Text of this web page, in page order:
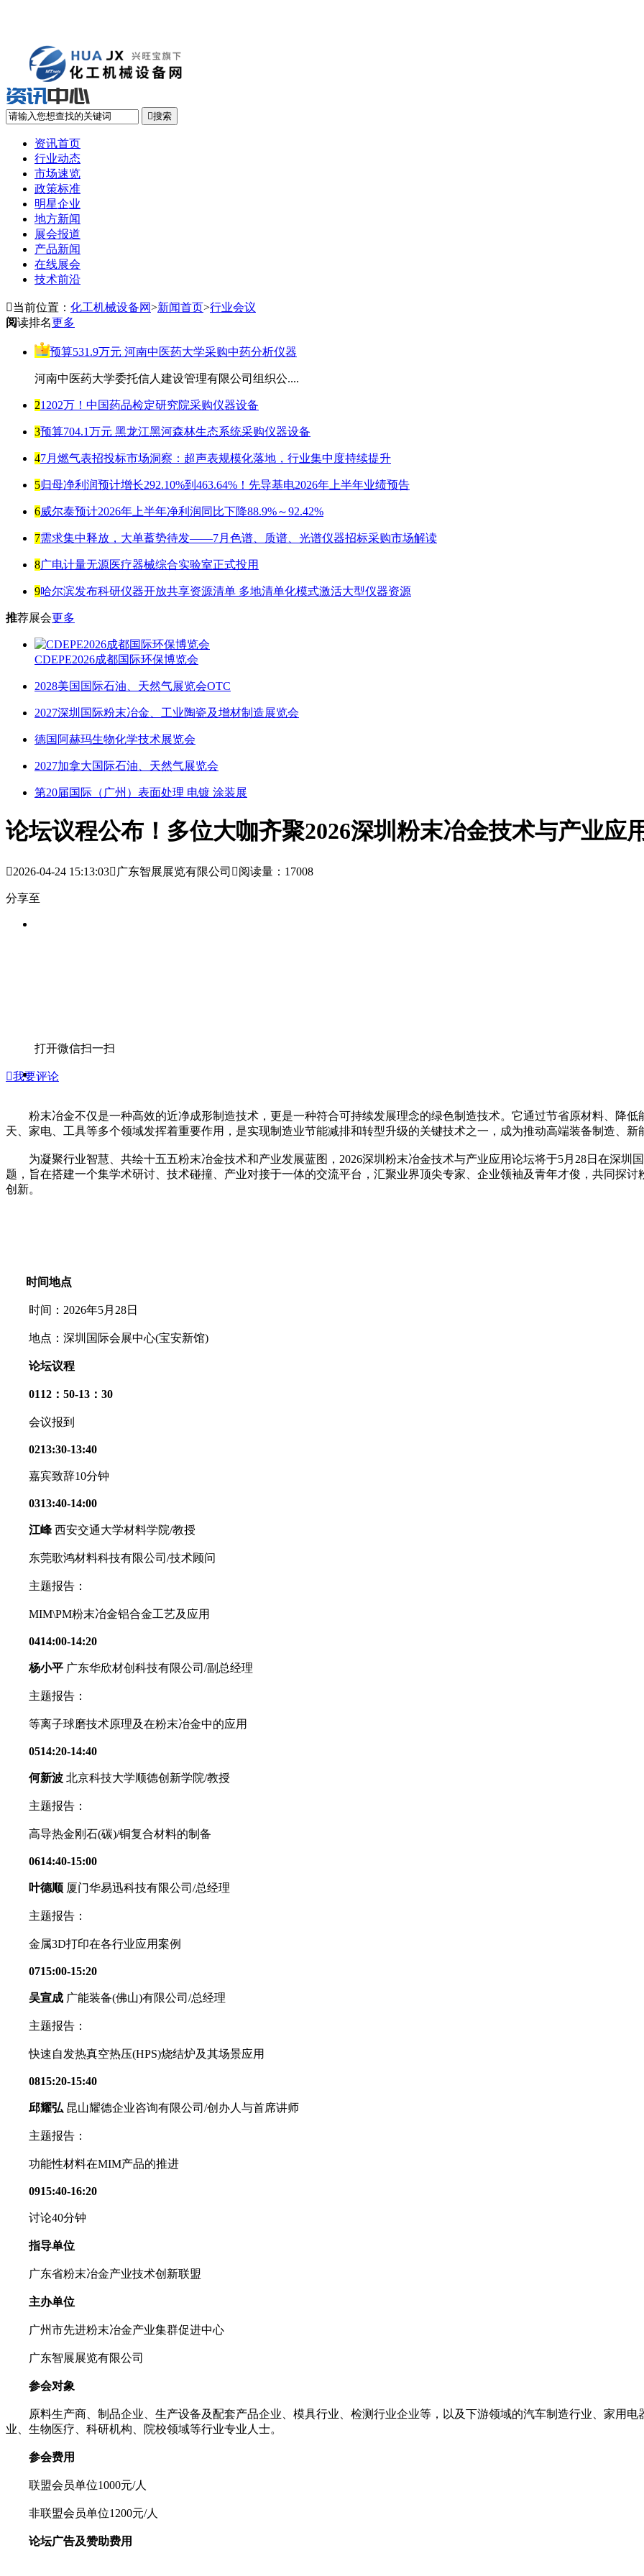
搜索
资讯首页
行业动态
市场速览
政策标准
明星企业
地方新闻
展会报道
产品新闻
在线展会
技术前沿
当前位置： 化工机械设备网>新闻首页>行业会议
阅读排名更多
预算531.9万元 河南中医药大学采购中药分析仪器
河南中医药大学委托信人建设管理有限公司组织公....
21202万！中国药品检定研究院采购仪器设备
3预算704.1万元 黑龙江黑河森林生态系统采购仪器设备
47月燃气表招投标市场洞察：超声表规模化落地，行业集中度持续提升
5归母净利润预计增长292.10%到463.64%！先导基电2026年上半年业绩预告
6威尔泰预计2026年上半年净利润同比下降88.9%～92.42%
7需求集中释放，大单蓄势待发——7月色谱、质谱、光谱仪器招标采购市场解读
8广电计量无源医疗器械综合实验室正式投用
9哈尔滨发布科研仪器开放共享资源清单 多地清单化模式激活大型仪器资源
推荐展会更多
CDEPE2026成都国际环保博览会
2028美国国际石油、天然气展览会OTC
2027深圳国际粉末冶金、工业陶瓷及增材制造展览会
德国阿赫玛生物化学技术展览会
2027加拿大国际石油、天然气展览会
第20届国际（广州）表面处理 电镀 涂装展
论坛议程公布！多位大咖齐聚2026深圳粉末冶金技术与产业应
2026-04-24 15:13:03 广东智展展览有限公司 阅读量：17008
分享至
打开微信扫一扫
我要评论
粉末冶金不仅是一种高效的近净成形制造技术，更是一种符合可持续发展理念的绿色制造技术。它通过节省原材料、降低
天、家电、工具等多个领域发挥着重要作用，是实现制造业节能减排和转型升级的关键技术之一，成为推动高端装备制造、
为凝聚行业智慧、共绘十五五粉末冶金技术和产业发展蓝图，2026深圳粉末冶金技术与产业应用论坛将于5月28日在深圳
题，旨在搭建一个集学术研讨、技术碰撞、产业对接于一体的交流平台，汇聚业界顶尖专家、企业领袖及青年才俊，共同探
创新。
时间地点
时间：2026年5月28日
地点：深圳国际会展中心(宝安新馆)
论坛议程
0112：50-13：30
会议报到
0213:30-13:40
嘉宾致辞10分钟
0313:40-14:00
江峰西安交通大学材料学院/教授
东莞歌鸿材料科技有限公司/技术顾问
主题报告：
MIM\PM粉末冶金铝合金工艺及应用
0414:00-14:20
杨小平 广东华欣材创科技有限公司/副总经理
主题报告：
等离子球磨技术原理及在粉末冶金中的应用
0514:20-14:40
何新波 北京科技大学顺德创新学院/教授
主题报告：
高导热金刚石(碳)/铜复合材料的制备
0614:40-15:00
叶德顺 厦门华易迅科技有限公司/总经理
主题报告：
金属3D打印在各行业应用案例
0715:00-15:20
吴宣成 广能装备(佛山)有限公司/总经理
主题报告：
快速自发热真空热压(HPS)烧结炉及其场景应用
0815:20-15:40
邱耀弘 昆山耀德企业咨询有限公司/创办人与首席讲师
主题报告：
功能性材料在MIM产品的推进
0915:40-16:20
讨论40分钟
指导单位
广东省粉末冶金产业技术创新联盟
主办单位
广州市先进粉末冶金产业集群促进中心
广东智展展览有限公司
参会对象
原料生产商、制品企业、生产设备及配套产品企业、模具行业、检测行业企业等，以及下游领域的汽车制造行业、家用电
业、生物医疗、科研机构、院校领域等行业专业人士。
参会费用
联盟会员单位1000元/人
非联盟会员单位1200元/人
论坛广告及赞助费用